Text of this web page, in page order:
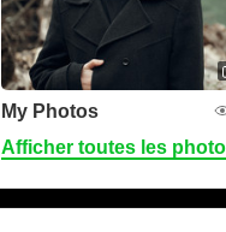
My Photos
Afficher toutes les